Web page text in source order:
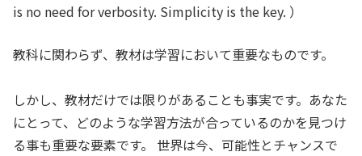
is no need for verbosity. Simplicity is the key. ）
教科に関わらず、教材は学習において重要なものです。
しかし、教材だけでは限りがあることも事実です。あなた
にとって、どのような学習方法が合っているのかを見つけ
る事も重要な要素です。 世界は今、可能性とチャンスで